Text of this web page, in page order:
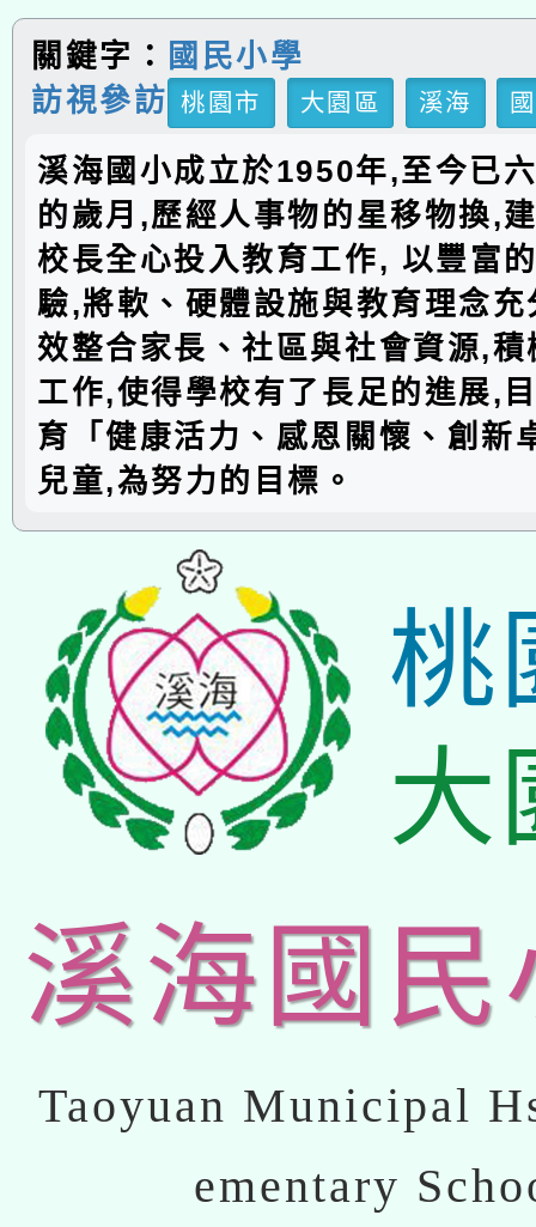
關鍵字：
國民小學
訪視參訪 桃園市 大園區 溪海
溪海國小成立於1950年,至今已
的歲月,歷經人事物的星移物換,
校長全心投入教育工作, 以豐富
驗,將軟、硬體設施與教育理念
效整合家長、社區與社會資源,
工作,使得學校有了長足的進展,
育「健康活力、感恩關懷、創新
兒童,為努力的目標。
桃
大
溪海國民
Taoyuan Municipal
ementary